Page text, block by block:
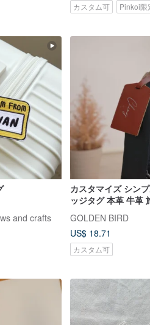
カスタム可 Pinkoi限
and crafts
カスタマイズ シン
ッジタグ 本革 牛革
タグ 認識タグ
GOLDEN BIRD
US$ 18.71
カスタム可